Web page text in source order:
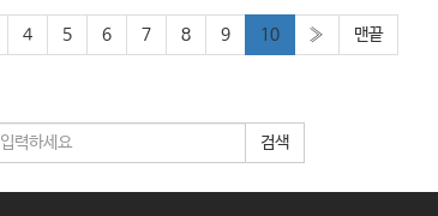
4 5 6 7 8 9 10 » 맨끝
검색